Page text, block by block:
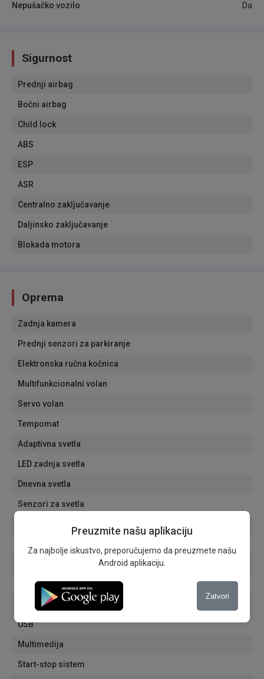
Nepušačko vozilo Da
Sigurnost
Prednji airbag
Bočni airbag
Child lock
ABS
ESP
ASR
Centralno zaključavanje
Daljinsko zaključavanje
Blokada motora
Oprema
Zadnja kamera
Prednji senzori za parkiranje
Elektronska ručna kočnica
Multifunkcionalni volan
Servo volan
Tempomat
Adaptivna svetla
LED zadnja svetla
Dnevna svetla
Senzori za svetla
Aluminijumske felne
Bluetooth
USB
Multimedija
Start-stop sistem
Preuzmite našu aplikaciju
Za najbolje iskustvo, preporučujemo da preuzmete našu
Android aplikaciju.
Zatvori